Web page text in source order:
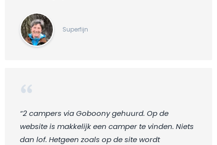
Superfijn
“2 campers via Goboony gehuurd. Op de
website is makkelijk een camper te vinden. Niets
dan lof. Hetgeen zoals op de site wordt